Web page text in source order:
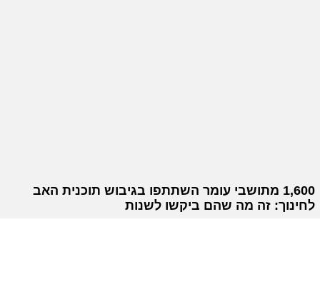
1,600 מתושבי עומר השתתפו בגיבוש תוכנית האב
לחינוך: זה מה שהם ביקשו לשנות